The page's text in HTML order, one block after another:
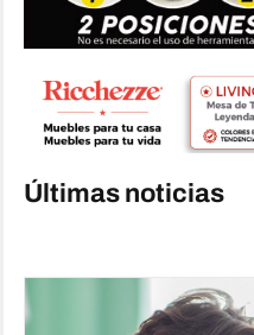
Últimas noticias